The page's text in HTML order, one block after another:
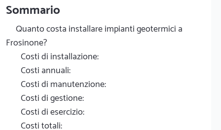
Sommario
Quanto costa installare impianti geotermici a
Frosinone?
Costi di installazione:
Costi annuali:
Costi di manutenzione:
Costi di gestione:
Costi di esercizio:
Costi totali: